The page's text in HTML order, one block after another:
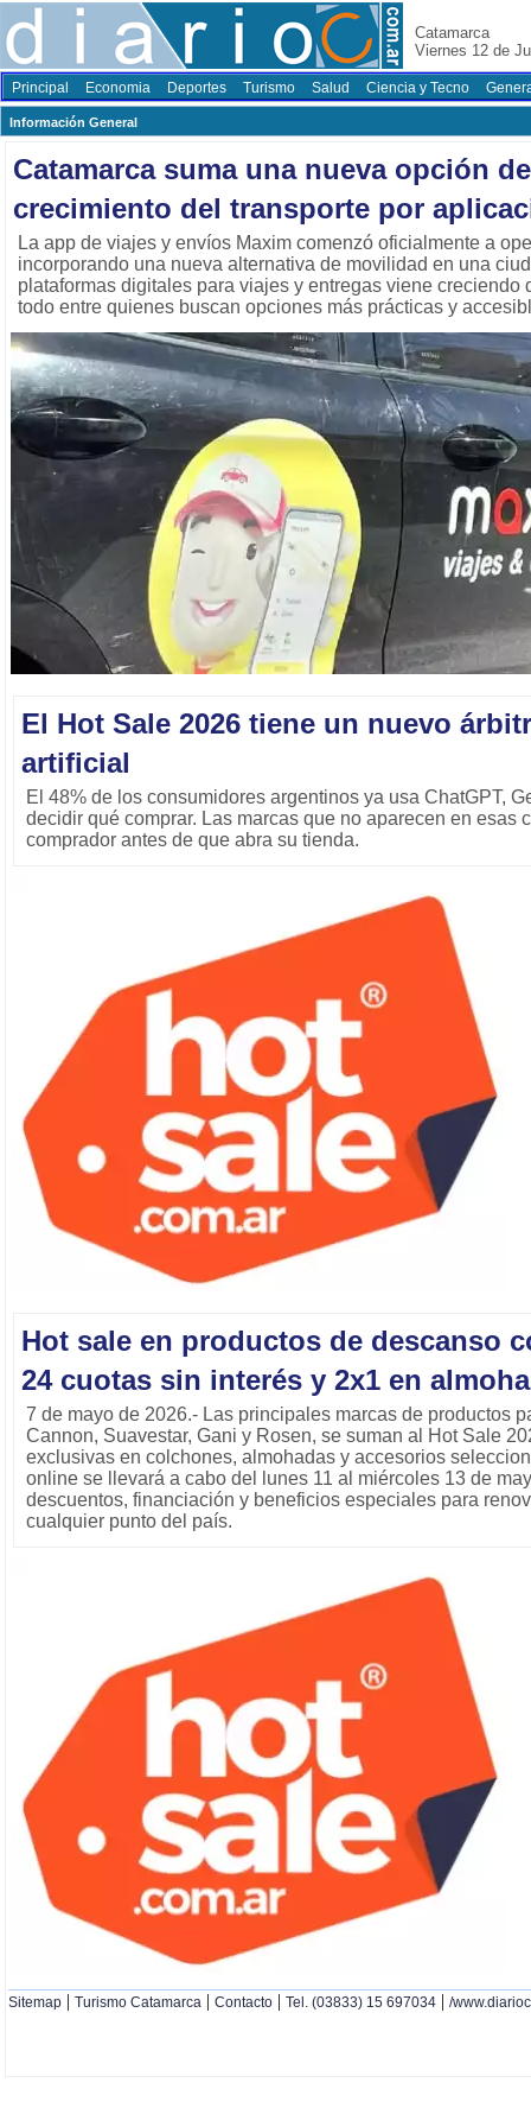
Catamarca
Viernes 12 de
Principal Economia Deportes Turismo Salud Ciencia y Tecno
Información General
Catamarca suma una nueva opción
crecimiento del transporte por
La app de viajes y envíos Maxim comenzó oficialmente a
incorporando una nueva alternativa de movilidad en una
plataformas digitales para viajes y entregas viene creciendo
todo entre quienes buscan opciones más prácticas y
El Hot Sale 2026 tiene un nuevo
artificial
El 48% de los consumidores argentinos ya usa ChatGPT,
decidir qué comprar. Las marcas que no aparecen en esas
comprador antes de que abra su tienda.
Hot sale en productos de descanso
24 cuotas sin interés y 2x1 en
7 de mayo de 2026.- Las principales marcas de productos
Cannon, Suavestar, Gani y Rosen, se suman al Hot Sale
exclusivas en colchones, almohadas y accesorios
online se llevará a cabo del lunes 11 al miércoles 13 de
descuentos, financiación y beneficios especiales para
cualquier punto del país.
Sitemap | Turismo Catamarca | Contacto | Tel. (03833) 15 697034 | /